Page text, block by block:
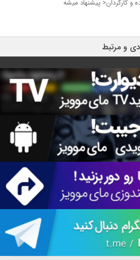
و کارگردان< پیشنهاد میشه
و مرتبط